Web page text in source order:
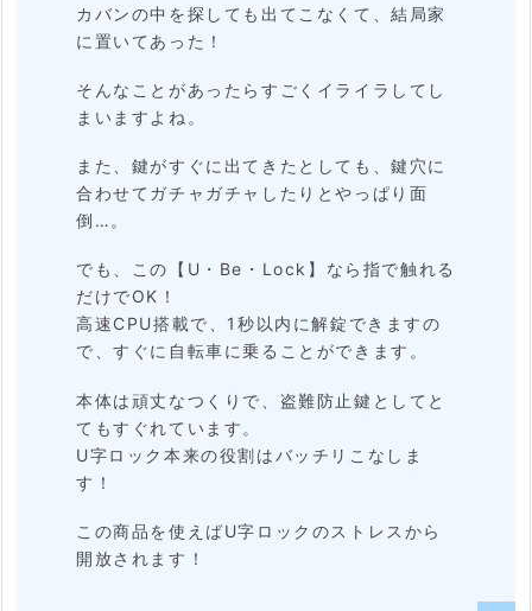
S
B
充
電
＆
水
機
能
2.
3.
緊
急
用
カバンの中を探しても出てこなくて、結局家
に置いてあった！
そんなことがあったらすごくイライラしてし
まいますよね。
また、鍵がすぐに出てきたとしても、鍵穴に
合わせてガチャガチャしたりとやっぱり面
倒…。
でも、この【U・Be・Lock】なら指で触れる
だけでOK！
高速CPU搭載で、1秒以内に解錠できますの
で、すぐに自転車に乗ることができます。
本体は頑丈なつくりで、盗難防止鍵としてと
てもすぐれています。
U字ロック本来の役割はバッチリこなしま
す！
この商品を使えばU字ロックのストレスから
開放されます！